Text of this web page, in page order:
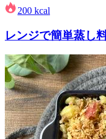
200 kcal
レンジで簡単蒸し